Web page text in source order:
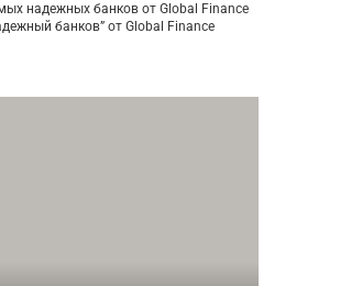
надежных банков от Global Finance
банков” от Global Finance